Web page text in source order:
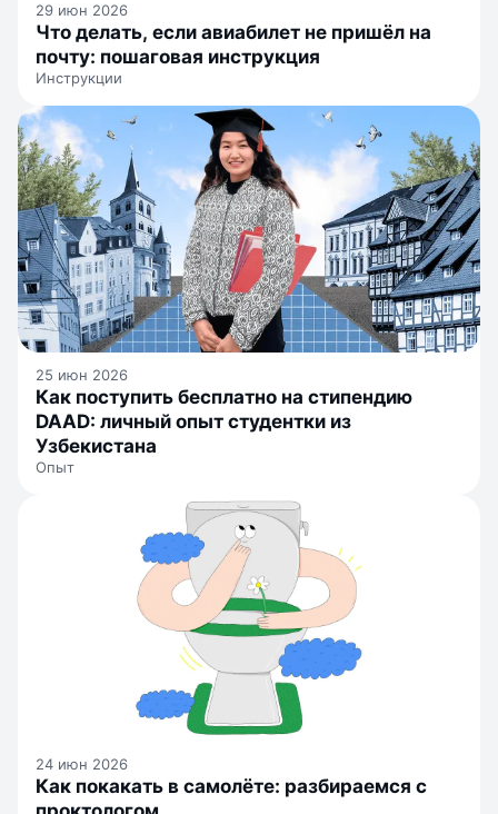
29 июн 2026
Что делать, если авиабилет не пришёл на
почту: пошаговая инструкция
Инструкции
25 июн 2026
Как поступить бесплатно на стипендию
DAAD: личный опыт студентки из
Узбекистана
Опыт
24 июн 2026
Как покакать в самолёте: разбираемся с